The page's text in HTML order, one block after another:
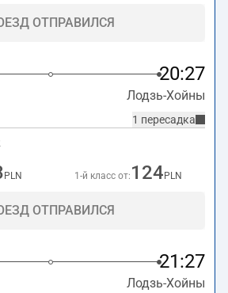
ОТПРАВИЛСЯ
20:27
Лодзь-Хойны
1 пересадка
PLN 1-й класс от: 124 PLN
ОТПРАВИЛСЯ
21:27
Лодзь-Хойны